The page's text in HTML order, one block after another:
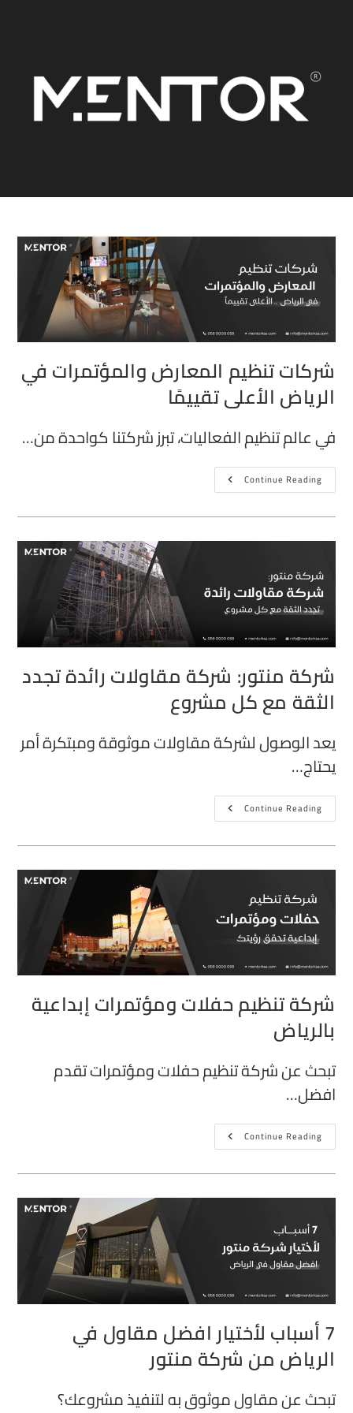
شركات تنظيم المعارض والمؤتمرات في
الرياض الأعلى تقييمًا
في عالم تنظيم الفعاليات، تبرز شركتنا كواحدة من…
Continue Reading
شركة منتور: شركة مقاولات رائدة تجدد
الثقة مع كل مشروع
يعد الوصول لشركة مقاولات موثوقة ومبتكرة أمر
يحتاج…
Continue Reading
شركة تنظيم حفلات ومؤتمرات إبداعية
بالرياض
تبحث عن شركة تنظيم حفلات ومؤتمرات تقدم
افضل…
Continue Reading
7 أسباب لأختيار افضل مقاول في
الرياض من شركة منتور
تبحث عن مقاول موثوق به لتنفيذ مشروعك؟